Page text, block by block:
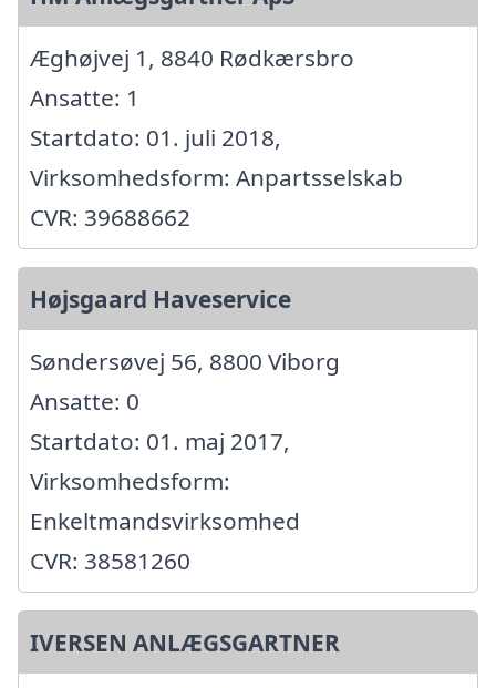
Æghøjvej 1, 8840 Rødkærsbro
Ansatte: 1
Startdato: 01. juli 2018,
Virksomhedsform: Anpartsselskab
CVR: 39688662
Højsgaard Haveservice
Søndersøvej 56, 8800 Viborg
Ansatte: 0
Startdato: 01. maj 2017,
Virksomhedsform:
Enkeltmandsvirksomhed
CVR: 38581260
IVERSEN ANLÆGSGARTNER